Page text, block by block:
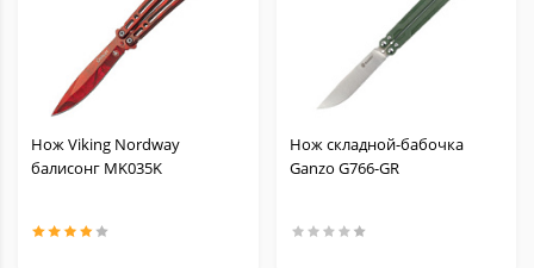
Нож Viking Nordway
балисонг MK035K
Нож складной-бабочка
Ganzo G766-GR